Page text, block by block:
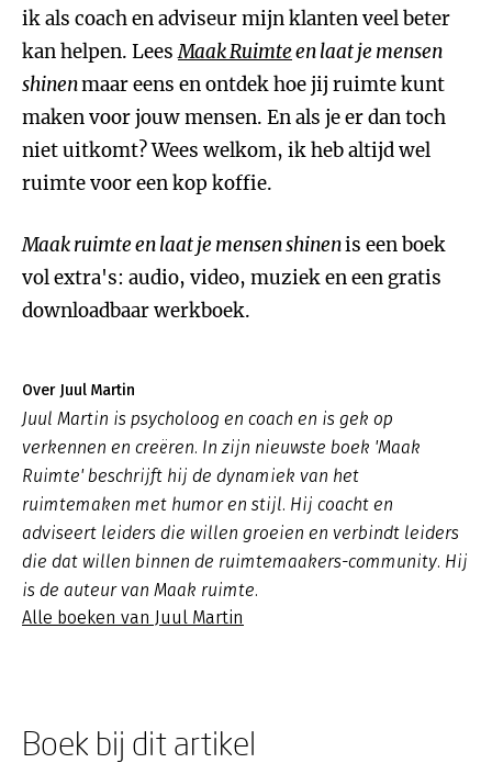
ik als coach en adviseur mijn klanten veel beter
kan helpen. LeesMaak Ruimteen laat je mensen
shinenmaar eens en ontdek hoe jij ruimte kunt
maken voor jouw mensen. En als je er dan toch
niet uitkomt? Wees welkom, ik heb altijd wel
ruimte voor een kop koffie.
Maak ruimte en laat je mensen shinenis een boek
vol extra's: audio, video, muziek en een gratis
downloadbaar werkboek.
Over Juul Martin
Juul Martin is psycholoog en coach en is gek op
verkennen en creëren. In zijn nieuwste boek 'Maak
Ruimte' beschrijft hij de dynamiek van het
ruimtemaken met humor en stijl. Hij coacht en
adviseert leiders die willen groeien en verbindt leiders
die dat willen binnen de ruimtemaakers-community. Hij
is de auteur van Maak ruimte.
Alle boeken van Juul Martin
Boek bij dit artikel